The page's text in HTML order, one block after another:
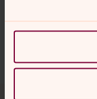
Dela